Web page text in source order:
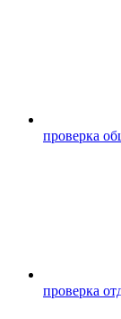
проверка
проверка